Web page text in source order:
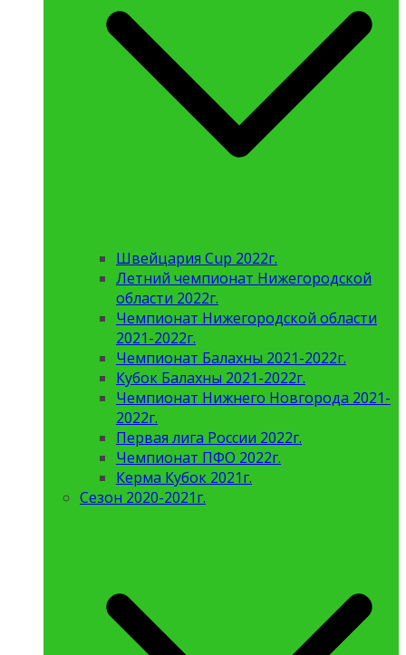
Швейцария Cup 2022г.
Летний чемпионат Нижегородской
области 2022г.
Чемпионат Нижегородской области
2021-2022г.
Чемпионат Балахны 2021-2022г.
Кубок Балахны 2021-2022г.
Чемпионат Нижнего Новгорода 2021-
2022г.
Первая лига России 2022г.
Чемпионат ПФО 2022г.
Керма Кубок 2021г.
Сезон 2020-2021г.